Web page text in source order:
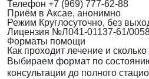
Телефон +7 (969) 777-62-88
Приём в Аксае, анонимно
Режим Круглосуточно, без
Лицензия №Л041-01137-61/
Форматы помощи
Как проходит лечение и сколько
Выбираем формат по
консультации до полного